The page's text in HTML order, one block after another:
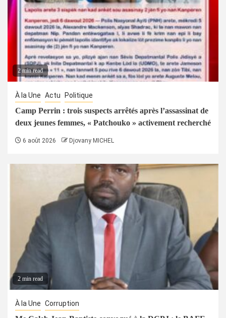
2 min read
À la Une Actu Politique
Camp Perrin : trois suspects arrêtés après l’assassinat de
deux jeunes femmes, « Patchouko » activement recherché
6 août 2026 Djovany MICHEL
2 min read
À la Une Corruption